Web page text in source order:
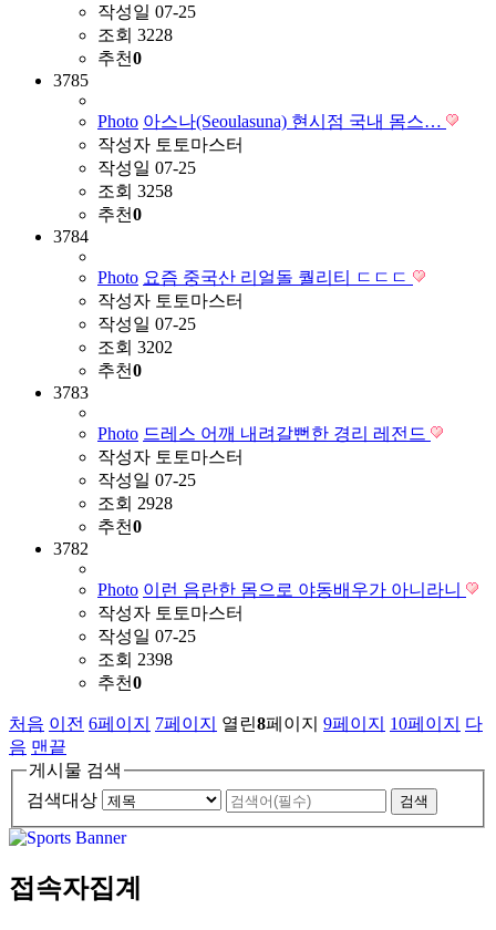
작성일 07-25
조회 3228
추천0
3785
Photo 아스나(Seoulasuna) 현시점 국내 몸스…
작성자 토토마스터
작성일 07-25
조회 3258
추천0
3784
Photo 요즘 중국산 리얼돌 퀄리티 ㄷㄷㄷ
작성자 토토마스터
작성일 07-25
조회 3202
추천0
3783
Photo 드레스 어깨 내려갈뻔한 경리 레전드
작성자 토토마스터
작성일 07-25
조회 2928
추천0
3782
Photo 이런 음란한 몸으로 야동배우가 아니라니
작성자 토토마스터
작성일 07-25
조회 2398
추천0
처음 이전 6페이지 7페이지 열린8페이지 9페이지 10페이지
다
음 맨끝
게시물 검색
검색대상
접속자집계